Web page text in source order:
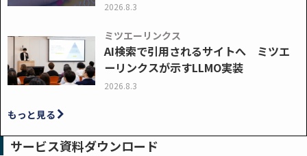
2026.8.3
ミツエーリンクス
AI検索で引用されるサイトへ ミツエ
ーリンクスが示すLLMO実装
2026.8.3
もっと見る
サービス資料ダウンロード